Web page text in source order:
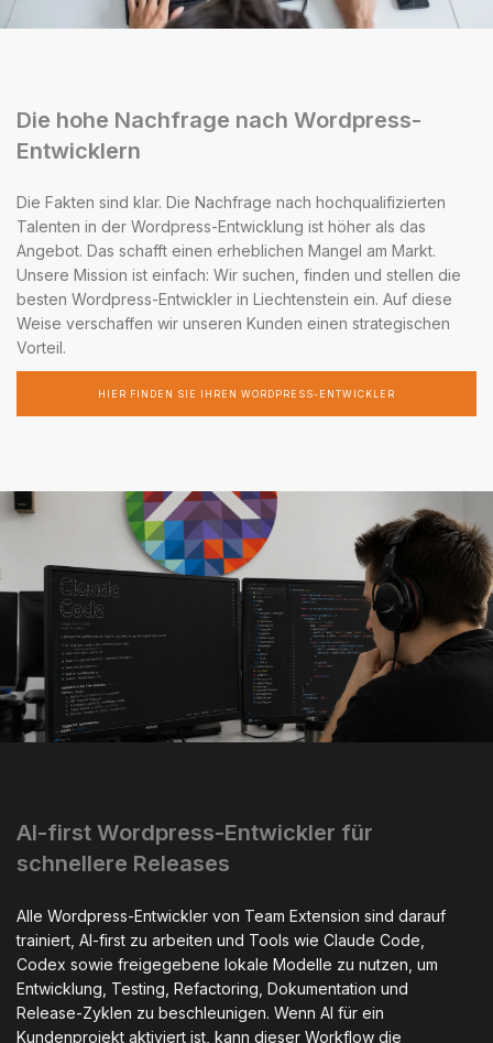
Die hohe Nachfrage nach Wordpress-
Entwicklern
Die Fakten sind klar. Die Nachfrage nach hochqualifizierten
Talenten in der Wordpress-Entwicklung ist höher als das
Angebot. Das schafft einen erheblichen Mangel am Markt.
Unsere Mission ist einfach: Wir suchen, finden und stellen die
besten Wordpress-Entwickler in Liechtenstein ein. Auf diese
Weise verschaffen wir unseren Kunden einen strategischen
Vorteil.
HIER FINDEN SIE IHREN WORDPRESS-ENTWICKLER
AI-first Wordpress-Entwickler für
schnellere Releases
Alle Wordpress-Entwickler von Team Extension sind darauf
trainiert, AI-first zu arbeiten und Tools wie Claude Code,
Codex sowie freigegebene lokale Modelle zu nutzen, um
Entwicklung, Testing, Refactoring, Dokumentation und
Release-Zyklen zu beschleunigen. Wenn AI für ein
Kundenprojekt aktiviert ist, kann dieser Workflow die